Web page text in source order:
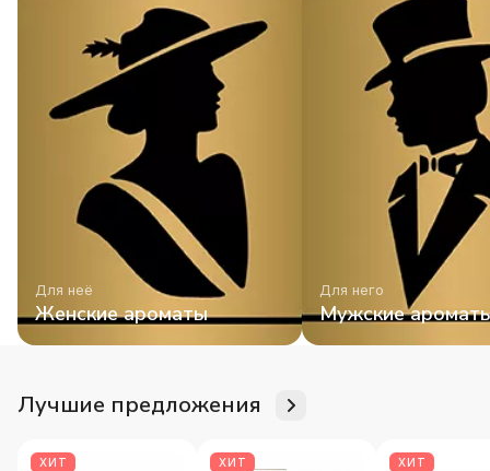
Для неё
Женские ароматы
Для него
Мужские
Лучшие предложения
ХИТ ХИТ ХИТ